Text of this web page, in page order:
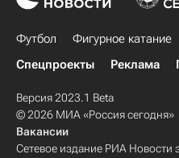
Футбол Фигурное катание
Спецпроекты
Реклама
Версия 2023.1 Beta
© 2026 МИА «Россия сегодня»
Вакансии
Сетевое издание РИА Новости